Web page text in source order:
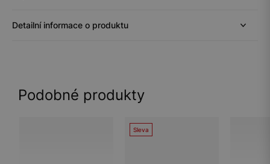
Detailní informace o produktu
Podobné produkty
Sleva